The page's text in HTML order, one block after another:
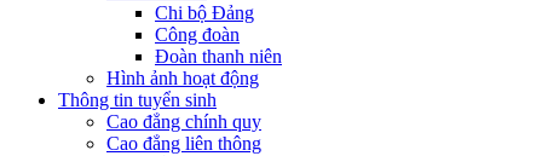
Chi bộ Đảng
Công đoàn
Đoàn thanh niên
Hình ảnh hoạt động
Thông tin tuyển sinh
Cao đẳng chính quy
Cao đẳng liên thông